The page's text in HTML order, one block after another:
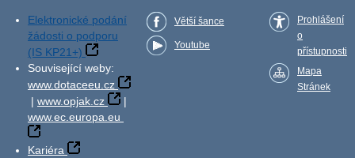
Elektronické podání
žádosti o podporu
(IS KP21+)
Související weby:
www.dotaceeu.cz
| www.opjak.cz
|
www.ec.europa.eu
Kariéra
Větší šance
Youtube
Prohlášení
o
přístupnosti
Mapa
Stránek